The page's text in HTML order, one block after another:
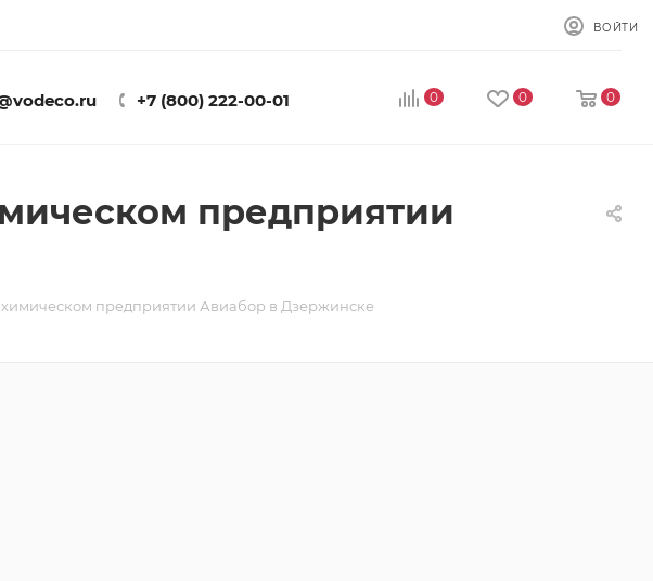
ВОЙТИ
+7 (800) 222-00-01 0 0 0
предприятии
предприятии Авиабор в Дзержинске